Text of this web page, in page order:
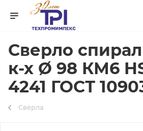
Сверло
к-х Ø 98 КМ6
4241 ГОСТ
Свёрла